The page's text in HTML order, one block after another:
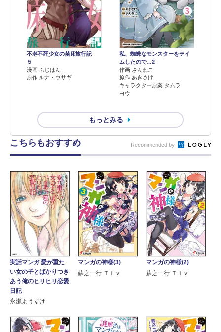
不老不死少女の苗床旅行記
５
漫画 ふじはん
原作 ルナ・ウサギ
私、蜘蛛なモンスターをテイ
ムしたので…2
作画 さんねこ
原作 あきさけ
キャラクター原案 タムラ
ヨウ
もっとみる
こちらもおすすめ Recommended by
実話マンガ 愛が重た
い女の子とばかりつき
あう俺のヒリヒリ恋愛
日記
永瀬ようすけ
マンガの神様(3)
蘇之一行 Ｔｉｖ
マンガの神様(2)
蘇之一行 Ｔｉｖ